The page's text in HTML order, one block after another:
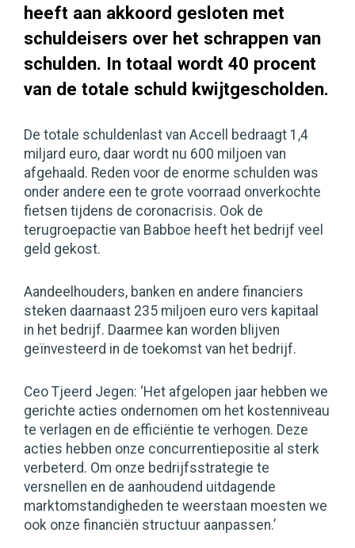
heeft aan akkoord gesloten met
schuldeisers over het schrappen van
schulden. In totaal wordt 40 procent
van de totale schuld kwijtgescholden.
De totale schuldenlast van Accell bedraagt 1,4
miljard euro, daar wordt nu 600 miljoen van
afgehaald. Reden voor de enorme schulden was
onder andere een te grote voorraad onverkochte
fietsen tijdens de coronacrisis. Ook de
terugroepactie van Babboe heeft het bedrijf veel
geld gekost.
Aandeelhouders, banken en andere financiers
steken daarnaast 235 miljoen euro vers kapitaal
in het bedrijf. Daarmee kan worden blijven
geïnvesteerd in de toekomst van het bedrijf.
Ceo Tjeerd Jegen: ‘Het afgelopen jaar hebben we
gerichte acties ondernomen om het kostenniveau
te verlagen en de efficiëntie te verhogen. Deze
acties hebben onze concurrentiepositie al sterk
verbeterd. Om onze bedrijfsstrategie te
versnellen en de aanhoudend uitdagende
marktomstandigheden te weerstaan moesten we
ook onze financiën structuur aanpassen.’